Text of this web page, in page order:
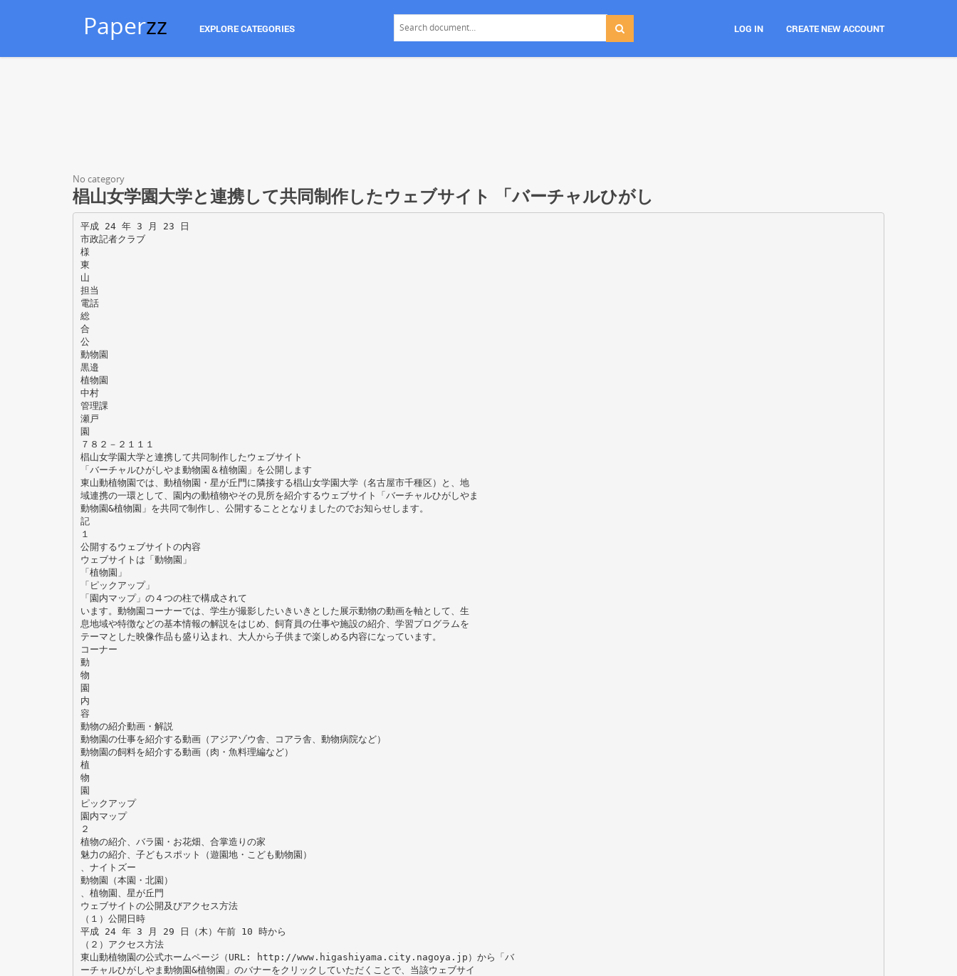
Paperzz EXPLORE CATEGORIES LOG IN CREATE NEW ACCOUNT
No category
椙山女学園大学と連携して共同制作したウェブサイト 「バーチャルひがし
平成 24 年 3 月 23 日
市政記者クラブ
様
東
山
担当
電話
総
合
公
動物園
黒邉
植物園
中村
管理課
瀬戸
園
７８２－２１１１
椙山女学園大学と連携して共同制作したウェブサイト
「バーチャルひがしやま動物園＆植物園」を公開します
東山動植物園では、動植物園・星が丘門に隣接する椙山女学園大学（名古屋市千種区）と、地
域連携の一環として、園内の動植物やその見所を紹介するウェブサイト「バーチャルひがしやま
動物園&植物園」を共同で制作し、公開することとなりましたのでお知らせします。
記
１
公開するウェブサイトの内容
ウェブサイトは「動物園」
「植物園」
「ピックアップ」
「園内マップ」の４つの柱で構成されて
います。動物園コーナーでは、学生が撮影したいきいきとした展示動物の動画を軸として、生
息地域や特徴などの基本情報の解説をはじめ、飼育員の仕事や施設の紹介、学習プログラムを
テーマとした映像作品も盛り込まれ、大人から子供まで楽しめる内容になっています。
コーナー
動
物
園
内
容
動物の紹介動画・解説
動物園の仕事を紹介する動画（アジアゾウ舎、コアラ舎、動物病院など）
動物園の飼料を紹介する動画（肉・魚料理編など）
植
物
園
ピックアップ
園内マップ
２
植物の紹介、バラ園・お花畑、合掌造りの家
魅力の紹介、子どもスポット（遊園地・こども動物園）
、ナイトズー
動物園（本園・北園）
、植物園、星が丘門
ウェブサイトの公開及びアクセス方法
（１）公開日時
平成 24 年 3 月 29 日（木）午前 10 時から
（２）アクセス方法
東山動植物園の公式ホームページ（URL: http://www.higashiyama.city.nagoya.jp）から「バ
ーチャルひがしやま動物園&植物園」のバナーをクリックしていただくことで、当該ウェブサイ